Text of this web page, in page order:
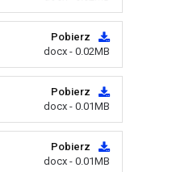
Pobierz
docx - 0.02MB
Pobierz
docx - 0.01MB
Pobierz
docx - 0.01MB